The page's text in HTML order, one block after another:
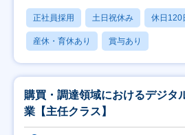
正社員採用 土日祝休み 休日120
産休・育休あり 賞与あり
購買・調達領域におけるデジタ
業【主任クラス】